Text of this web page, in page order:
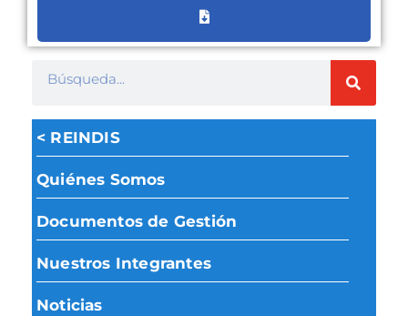
< REINDIS
Quiénes Somos
Documentos de Gestión
Nuestros Integrantes
Noticias